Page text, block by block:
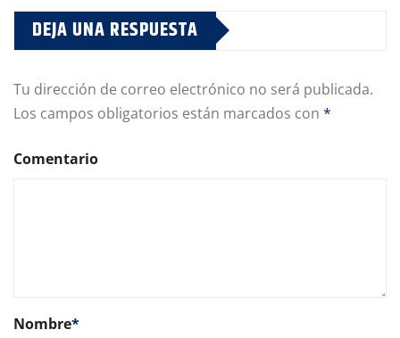
DEJA UNA RESPUESTA
Tu dirección de correo electrónico no será publicada.
Los campos obligatorios están marcados con *
Comentario
Nombre*